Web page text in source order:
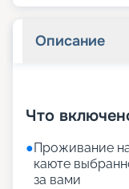
Описание
Что
●Проживание
каюте
за вами